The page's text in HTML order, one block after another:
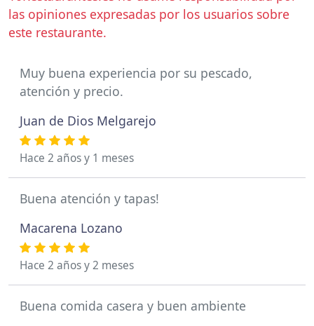
las opiniones expresadas por los usuarios sobre
este restaurante.
Muy buena experiencia por su pescado,
atención y precio.
Juan de Dios Melgarejo
Hace 2 años y 1 meses
Buena atención y tapas!
Macarena Lozano
Hace 2 años y 2 meses
Buena comida casera y buen ambiente